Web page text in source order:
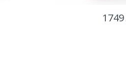
1749